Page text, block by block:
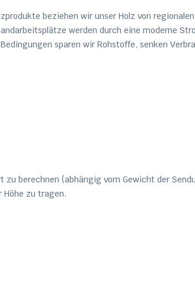
beziehen wir unser Holz von regionalen
werden durch eine moderne
sparen wir Rohstoffe, senken
berechnen (abhängig vom Gewicht der
Höhe zu tragen.